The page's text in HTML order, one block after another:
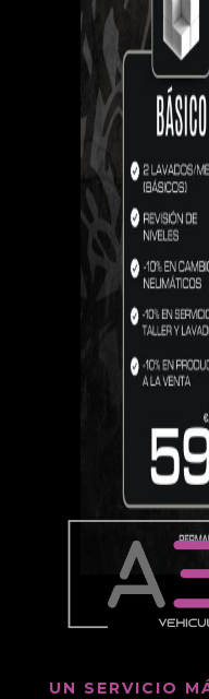
UN SERVICIO